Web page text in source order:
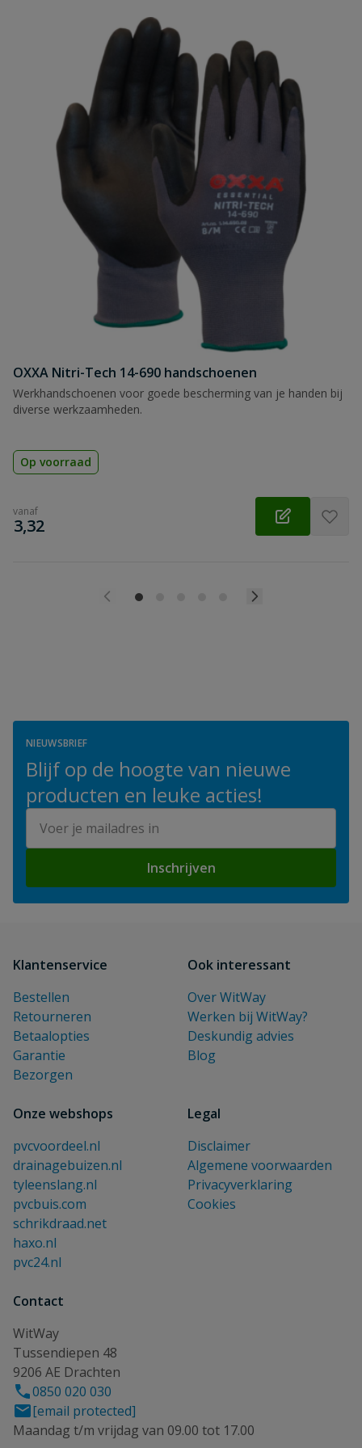
OXXA Nitri-Tech 14-690 handschoenen
Werkhandschoenen voor goede bescherming van je handen bij
diverse werkzaamheden.
Op voorraad
vanaf
€
3,32
NIEUWSBRIEF
Blijf op de hoogte van nieuwe
producten en leuke acties!
Inschrijven
Klantenservice
Bestellen
Retourneren
Betaalopties
Garantie
Bezorgen
Ook interessant
Over WitWay
Werken bij WitWay?
Deskundig advies
Blog
Onze webshops
pvcvoordeel.nl
drainagebuizen.nl
tyleenslang.nl
pvcbuis.com
schrikdraad.net
haxo.nl
pvc24.nl
Legal
Disclaimer
Algemene voorwaarden
Privacyverklaring
Cookies
Contact
WitWay
Tussendiepen 48
9206 AE Drachten
0850 020 030
[email protected]
Maandag t/m vrijdag van 09.00 tot 17.00